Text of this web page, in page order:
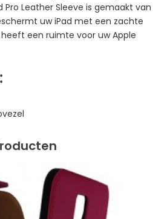
Pro Leather Sleeve is gemaakt van
uw iPad met een zachte
een ruimte voor uw Apple